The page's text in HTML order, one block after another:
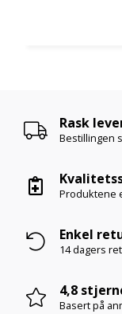
Rask
Bestillingen
Produktene
Enkel
14 dagers
4,8
Basert på